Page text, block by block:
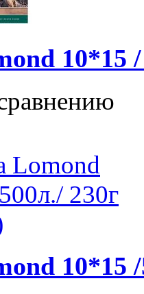
10*15
10*15